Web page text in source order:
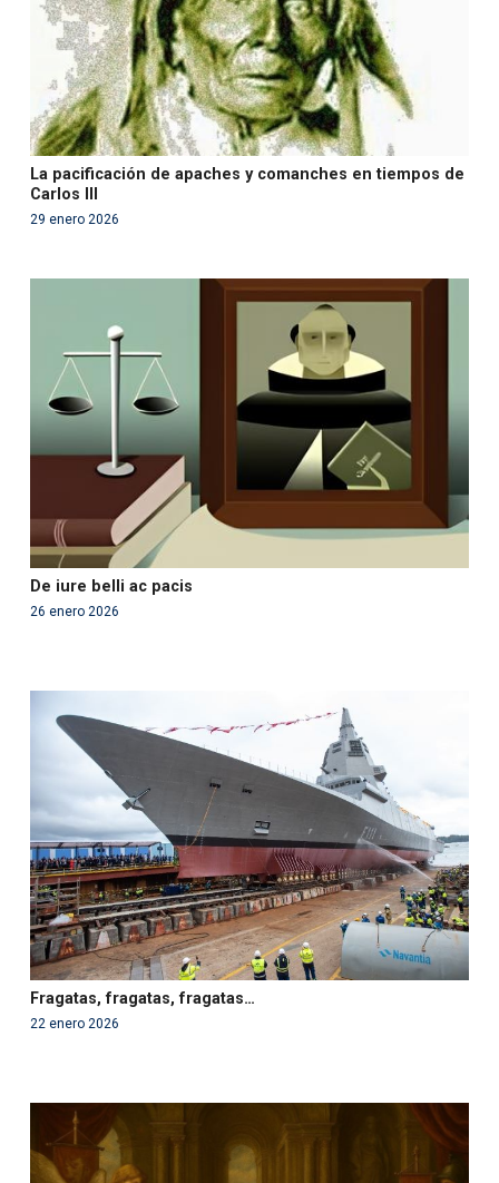
La pacificación de apaches y comanches en tiempos de
Carlos III
29 enero 2026
: Use of undefined constant php - assumed
'php' (this will throw an Error in a future version of PHP)
/var/www/acami.es/wp-
content/themes/fundcami/page-publicaciones.php
on line99
De iure belli ac pacis
26 enero 2026
Warning: Use of undefined constant php - assumed
'php' (this will throw an Error in a future version of PHP)
/var/www/acami.es/wp-
content/themes/fundcami/page-publicaciones.php
on line99
Fragatas, fragatas, fragatas…
22 enero 2026
Warning
: Use of undefined constant php - assumed
'php' (this will throw an Error in a future version of PHP)